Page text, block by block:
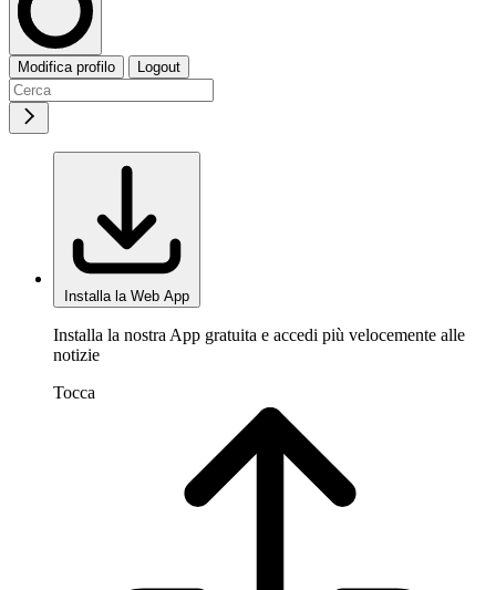
Modifica profilo Logout
Installa la Web App
Installa la nostra App gratuita e accedi più velocemente alle
notizie
Tocca